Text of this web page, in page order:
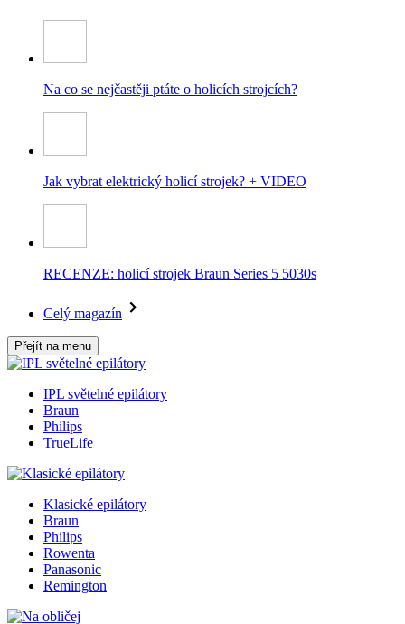
Na co se nejčastěji ptáte o holicích strojcích?
Jak vybrat elektrický holicí strojek? + VIDEO
RECENZE: holicí strojek Braun Series 5 5030s
Celý magazín
Přejít na menu
IPL světelné epilátory
Braun
Philips
TrueLife
Klasické epilátory
Braun
Philips
Rowenta
Panasonic
Remington